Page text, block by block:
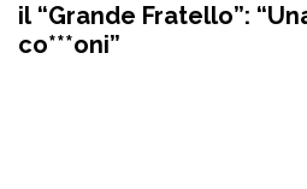
il “Grande Fratello”:
co***oni”